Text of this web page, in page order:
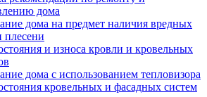
дома
дома на предмет наличия вредных
плесени
и износа кровли и кровельных
дома с использованием тепловизора
кровельных и фасадных систем